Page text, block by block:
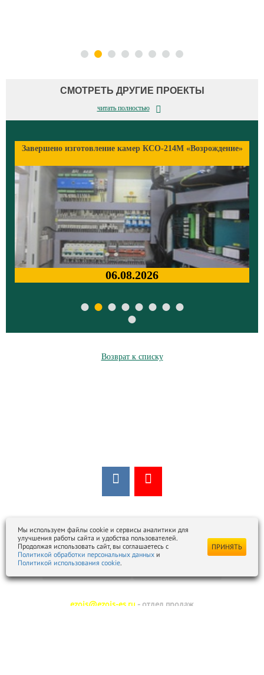
СМОТРЕТЬ ДРУГИЕ ПРОЕКТЫ
читать полностью
Завершено изготовление камер КСО-214М «Возрождение»
06.08.2026
Возврат к списку
ezois@ezois-es.ru - отдел продаж
Мы используем файлы cookie и сервисы аналитики для
улучшения работы сайта и удобства пользователей.
Продолжая использовать сайт, вы соглашаетесь с
Политикой обработки персональных данных и
Политикой использования cookie.
ПРИНЯТЬ